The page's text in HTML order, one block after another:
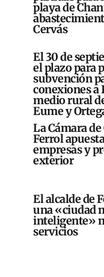
playa de
Cervás
El 30 de
el plazo para
subvención
conexiones a
medio rural
Eume y
La Cámara
Ferrol
empresas y
exterior
El alcalde de
una «ciudad
inteligente»
servicios